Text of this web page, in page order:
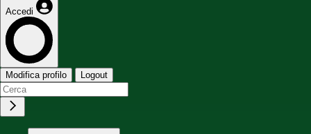
Accedi
Modifica profilo Logout